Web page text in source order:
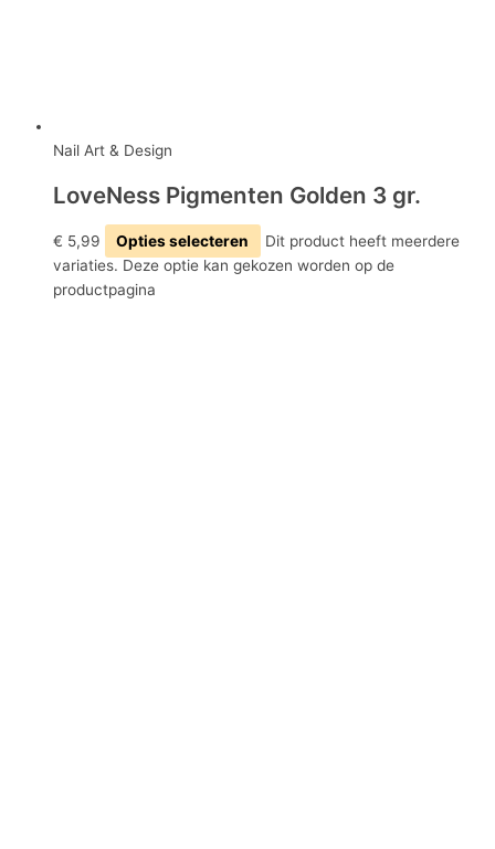
Nail Art & Design
LoveNess Pigmenten Golden 3 gr.
€ 5,99 Opties selecteren
Dit product heeft meerdere
variaties. Deze optie kan gekozen worden op de
productpagina